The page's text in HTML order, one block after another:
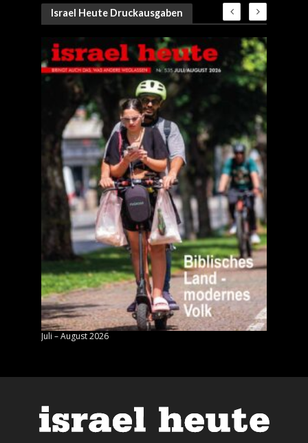
Israel Heute Druckausgaben
Juli – August 2026